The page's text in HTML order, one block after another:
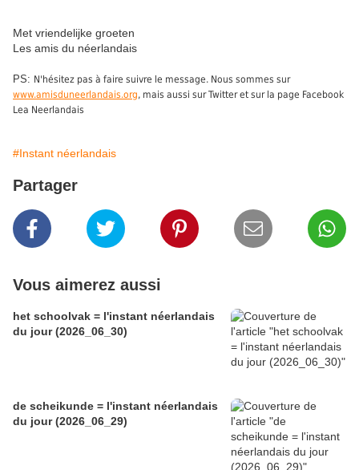
Met vriendelijke groeten
Les amis du néerlandais
PS: N'hésitez pas à faire suivre le message. Nous sommes sur
www.amisduneerlandais.org, mais aussi sur Twitter et sur la page Facebook
Lea Neerlandais
#Instant néerlandais
Partager
Vous aimerez aussi
het schoolvak = l'instant néerlandais
du jour (2026_06_30)
de scheikunde = l'instant néerlandais
du jour (2026_06_29)